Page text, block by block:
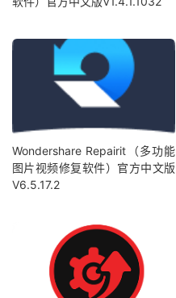
Wondershare Repairit（多功能
图片视频修复软件）官方中文版
V6.5.17.2